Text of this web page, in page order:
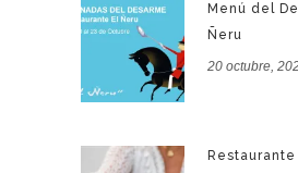
Menú del
Ñeru
20 octubre,